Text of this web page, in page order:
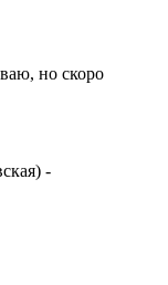
но скоро
-